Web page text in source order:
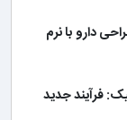
دارو با نرم
فرآیند جدید